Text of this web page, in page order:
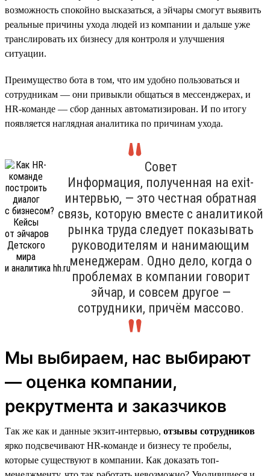
возможность спокойно высказаться, а эйчары смогут выявить
реальные причины ухода людей из компании и дальше уже
транслировать их бизнесу для контроля и улучшения
ситуации.
Преимущество бота в том, что им удобно пользоваться и
сотрудникам — они привыкли общаться в мессенджерах, и
HR-команде — сбор данных автоматизирован. И по итогу
появляется наглядная аналитика по причинам ухода.
Совет
Информация, полученная на exit-
интервью, — это честная обратная
связь, которую вместе с аналитикой
рынка труда следует показывать
руководителям и нанимающим
менеджерам. Одно дело, когда о
проблемах в компании говорит
эйчар, и совсем другое —
сотрудники, причём массово.
Мы выбираем, нас выбирают
— оценка компании,
рекрутмента и заказчиков
Так же как и данные экзит-интервью, отзывы сотрудников
ярко подсвечивают HR-команде и бизнесу те пробелы,
которые существуют в компании. Как доказать топ-